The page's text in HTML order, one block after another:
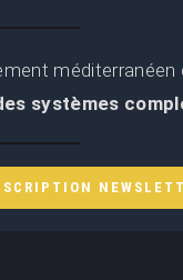
méditerranéen
systèmes